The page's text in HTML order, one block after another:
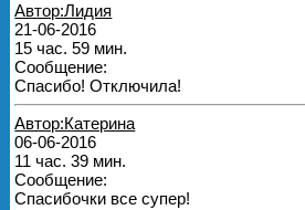
Автор:Лидия
21-06-2016
15 час. 59 мин.
Сообщение:
Спасибо! Отключила!
Автор:Катерина
06-06-2016
11 час. 39 мин.
Сообщение:
Спасибочки все супер!